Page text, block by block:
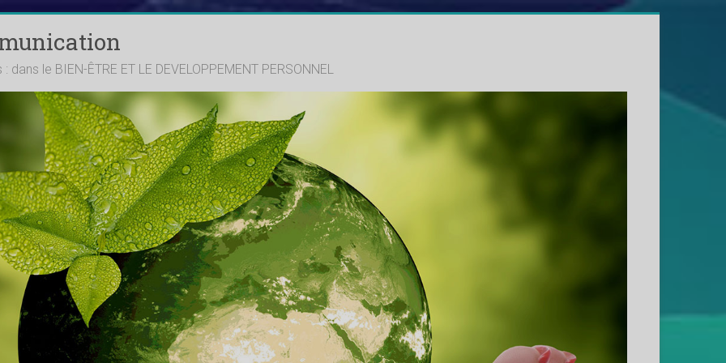
le BIEN-ÊTRE ET LE DEVELOPPEMENT PERSONNEL